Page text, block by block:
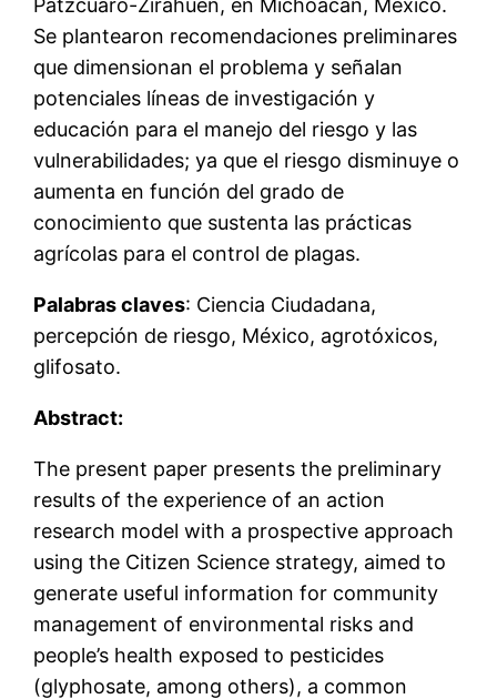
Se plantearon recomendaciones preliminares
que dimensionan el problema y señalan
potenciales líneas de investigación y
educación para el manejo del riesgo y las
vulnerabilidades; ya que el riesgo disminuye o
aumenta en función del grado de
conocimiento que sustenta las prácticas
agrícolas para el control de plagas.
Palabras claves: Ciencia Ciudadana,
percepción de riesgo, México, agrotóxicos,
glifosato.
Abstract:
The present paper presents the preliminary
results of the experience of an action
research model with a prospective approach
using the Citizen Science strategy, aimed to
generate useful information for community
management of environmental risks and
people’s health exposed to pesticides
(glyphosate, among others), a common